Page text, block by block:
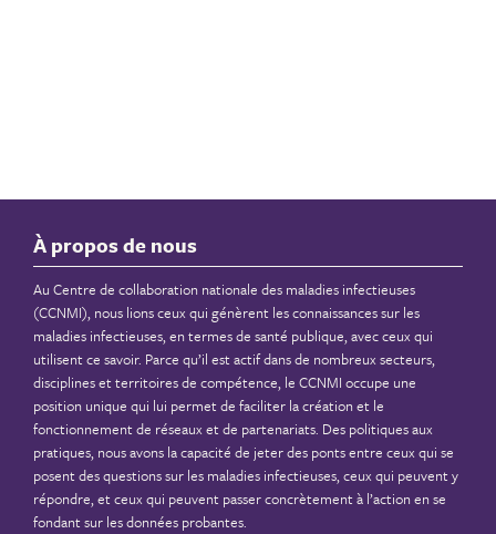
À propos de nous
Au Centre de collaboration nationale des maladies infectieuses
(CCNMI), nous lions ceux qui génèrent les connaissances sur les
maladies infectieuses, en termes de santé publique, avec ceux qui
utilisent ce savoir. Parce qu’il est actif dans de nombreux secteurs,
disciplines et territoires de compétence, le CCNMI occupe une
position unique qui lui permet de faciliter la création et le
fonctionnement de réseaux et de partenariats. Des politiques aux
pratiques, nous avons la capacité de jeter des ponts entre ceux qui se
posent des questions sur les maladies infectieuses, ceux qui peuvent y
répondre, et ceux qui peuvent passer concrètement à l’action en se
fondant sur les données probantes.